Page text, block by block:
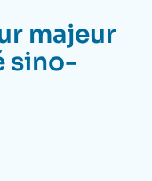
majeur
sino-